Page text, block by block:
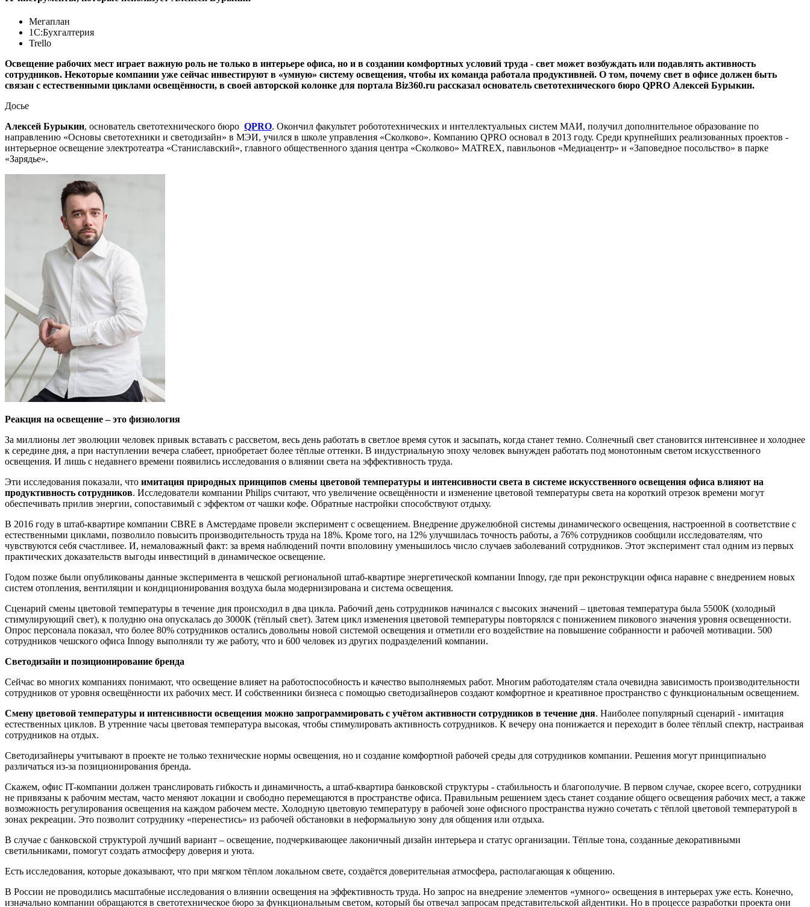
Мегаплан
1С:Бухгалтерия
Trello
Освещение рабочих мест играет важную роль не только в интерьере офиса, но и в создании комфортных условий труда - свет может возбуждать или подавлять активность
сотрудников. Некоторые компании уже сейчас инвестируют в «умную» систему освещения, чтобы их команда работала продуктивней. О том, почему свет в офисе должен быть
связан с естественными циклами освещённости, в своей авторской колонке для портала Biz360.ru рассказал основатель светотехнического бюро QPRO Алексей Бурыкин.
Досье
Алексей Бурыкин, основатель светотехнического бюро QPRO. Окончил факультет робототехнических и интеллектуальных систем МАИ, получил дополнительное образование по
направлению «Основы светотехники и светодизайн» в МЭИ, учился в школе управления «Сколково». Компанию QPRO основал в 2013 году. Среди крупнейших реализованных проектов -
интерьерное освещение электротеатра «Станиславский», главного общественного здания центра «Сколково» MATREX, павильонов «Медиацентр» и «Заповедное посольство» в парке
«Зарядье».
Реакция на освещение – это физиология
За миллионы лет эволюции человек привык вставать с рассветом, весь день работать в светлое время суток и засыпать, когда станет темно. Солнечный свет становится интенсивнее и холоднее
к середине дня, а при наступлении вечера слабеет, приобретает более тёплые оттенки. В индустриальную эпоху человек вынужден работать под монотонным светом искусственного
освещения. И лишь с недавнего времени появились исследования о влиянии света на эффективность труда.
Эти исследования показали, что имитация природных принципов смены цветовой температуры и интенсивности света в системе искусственного освещения офиса влияют на
продуктивность сотрудников. Исследователи компании Philips считают, что увеличение освещённости и изменение цветовой температуры света на короткий отрезок времени могут
обеспечивать прилив энергии, сопоставимый с эффектом от чашки кофе. Обратные настройки способствуют отдыху.
В 2016 году в штаб-квартире компании CBRE в Амстердаме провели эксперимент с освещением. Внедрение дружелюбной системы динамического освещения, настроенной в соответствие с
естественными циклами, позволило повысить производительность труда на 18%. Кроме того, на 12% улучшилась точность работы, а 76% сотрудников сообщили исследователям, что
чувствуются себя счастливее. И, немаловажный факт: за время наблюдений почти вполовину уменьшилось число случаев заболеваний сотрудников. Этот эксперимент стал одним из первых
практических доказательств выгоды инвестиций в динамическое освещение.
Годом позже были опубликованы данные эксперимента в чешской региональной штаб-квартире энергетической компании Innogy, где при реконструкции офиса наравне с внедрением новых
систем отопления, вентиляции и кондиционирования воздуха была модернизирована и система освещения.
Сценарий смены цветовой температуры в течение дня происходил в два цикла. Рабочий день сотрудников начинался с высоких значений – цветовая температура была 5500К (холодный
стимулирующий свет), к полудню она опускалась до 3000К (тёплый свет). Затем цикл изменения цветовой температуры повторялся с понижением пикового значения уровня освещенности.
Опрос персонала показал, что более 80% сотрудников остались довольны новой системой освещения и отметили его воздействие на повышение собранности и рабочей мотивации. 500
сотрудников чешского офиса Innogy выполняли ту же работу, что и 600 человек из других подразделений компании.
Светодизайн и позиционирование бренда
Сейчас во многих компаниях понимают, что освещение влияет на работоспособность и качество выполняемых работ. Многим работодателям стала очевидна зависимость производительности
сотрудников от уровня освещённости их рабочих мест. И собственники бизнеса с помощью светодизайнеров создают комфортное и креативное пространство с функциональным освещением.
Смену цветовой температуры и интенсивности освещения можно запрограммировать с учётом активности сотрудников в течение дня. Наиболее популярный сценарий - имитация
естественных циклов. В утренние часы цветовая температура высокая, чтобы стимулировать активность сотрудников. К вечеру она понижается и переходит в более тёплый спектр, настраивая
сотрудников на отдых.
Светодизайнеры учитывают в проекте не только технические нормы освещения, но и создание комфортной рабочей среды для сотрудников компании. Решения могут принципиально
различаться из-за позиционирования бренда.
Скажем, офис IT-компании должен транслировать гибкость и динамичность, а штаб-квартира банковской структуры - стабильность и благополучие. В первом случае, скорее всего, сотрудники
не привязаны к рабочим местам, часто меняют локации и свободно перемещаются в пространстве офиса. Правильным решением здесь станет создание общего освещения рабочих мест, а также
возможность регулирования освещения на каждом рабочем месте. Холодную цветовую температуру в рабочей зоне офисного пространства нужно сочетать с тёплой цветовой температурой в
зонах рекреации. Это позволит сотруднику «перенестись» из рабочей обстановки в неформальную зону для общения или отдыха.
В случае с банковской структурой лучший вариант – освещение, подчеркивающее лаконичный дизайн интерьера и статус организации. Тёплые тона, созданные декоративными
светильниками, помогут создать атмосферу доверия и уюта.
Есть исследования, которые доказывают, что при мягком тёплом локальном свете, создаётся доверительная атмосфера, располагающая к общению.
В России не проводились масштабные исследования о влиянии освещения на эффективность труда. Но запрос на внедрение элементов «умного» освещения в интерьерах уже есть. Конечно,
изначально компании обращаются в светотехническое бюро за функциональным светом, который бы отвечал запросам представительской айдентики. Но в процессе разработки проекта они